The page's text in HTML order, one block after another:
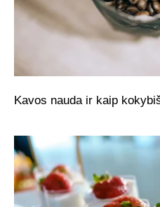
Kavos nauda ir kaip